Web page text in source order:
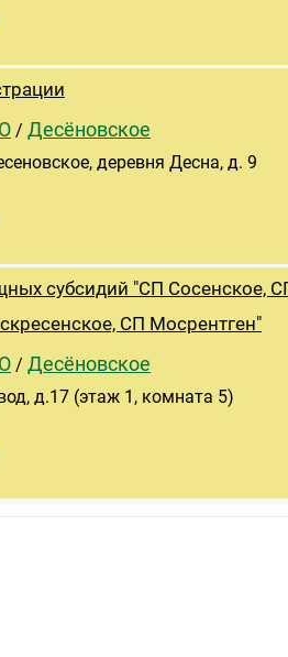
/ Десёновское
деревня Десна, д. 9
субсидий "СП Сосенское,
СП Мосрентген"
/ Десёновское
д.17 (этаж 1, комната 5)